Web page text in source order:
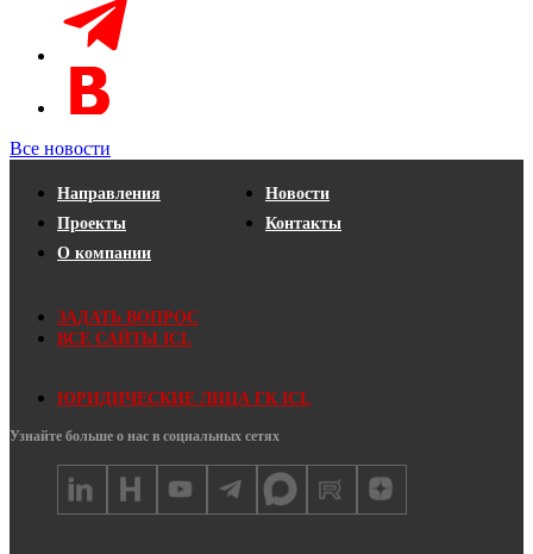
Все новости
Направления
Проекты
О компании
Новости
Контакты
ЗАДАТЬ ВОПРОС
ВСЕ САЙТЫ ICL
ЮРИДИЧЕСКИЕ ЛИЦА ГК ICL
Узнайте больше о нас в социальных сетях